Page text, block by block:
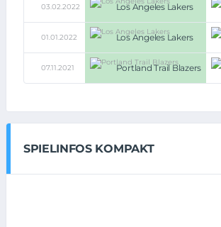
03.02.2022 Los Angeles Lakers
01.01.2022 Los Angeles Lakers
07.11.2021 Portland Trail Blazers
SPIELINFOS KOMPAKT